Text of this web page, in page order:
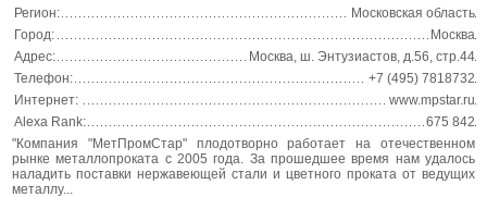
Регион:
Московская область
Город:
Москва
Адрес:
Москва, ш. Энтузиастов, д.56, стр.44
Телефон:
+7 (495) 7818732
Интернет:
www.mpstar.ru
Alexa Rank:
675 842
"Компания "МетПромСтар" плодотворно работает на отечественном
рынке металлопроката с 2005 года. За прошедшее время нам удалось
наладить поставки нержавеющей стали и цветного проката от ведущих
металлу...